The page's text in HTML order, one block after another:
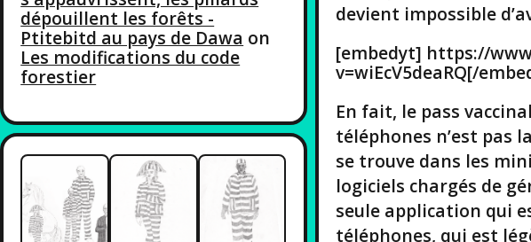
dépouillent les forêts -
Ptitebitd au pays de Dawa on
Les modifications du code
forestier
devient impossible
[embedyt] https://
v=wiEcV5deaRQ[/
En fait, le pass
téléphones n’est pas
se trouve dans les
logiciels chargés de
seule application qui
téléphones, qui est